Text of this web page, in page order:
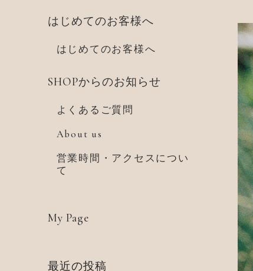
はじめてのお客様へ
はじめてのお客様へ
SHOPからのお知らせ
よくあるご質問
About us
営業時間・アクセスについ
て
My Page
最近の投稿